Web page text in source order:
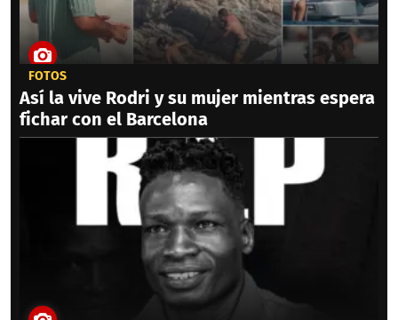
FOTOS
Así la vive Rodri y su mujer mientras espera
fichar con el Barcelona